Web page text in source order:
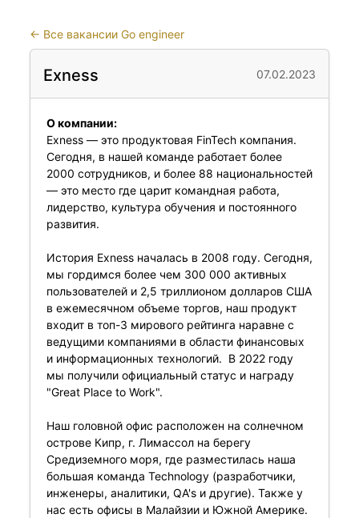
← Все вакансии Go engineer
Exness 07.02.2023
О компании:
Exness — это продуктовая FinTech компания.
Сегодня, в нашей команде работает более
2000 сотрудников, и более 88 национальностей
— это место где царит командная работа,
лидерство, культура обучения и постоянного
развития.
История Exness началась в 2008 году. Сегодня,
мы гордимся более чем 300 000 активных
пользователей и 2,5 триллионом долларов США
в ежемесячном объеме торгов, наш продукт
входит в топ-3 мирового рейтинга наравне с
ведущими компаниями в области финансовых
и информационных технологий. В 2022 году
мы получили официальный статус и награду
"Great Place to Work".
Наш головной офис расположен на солнечном
острове Кипр, г. Лимассол на берегу
Средиземного моря, где разместилась наша
большая команда Technology (разработчики,
инженеры, аналитики, QA's и другие). Также у
нас есть офисы в Малайзии и Южной Америке.